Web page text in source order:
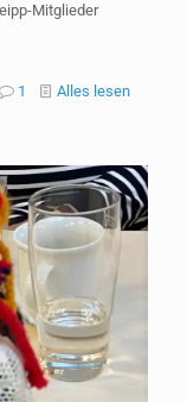
Mitglieder
1 Alles lesen